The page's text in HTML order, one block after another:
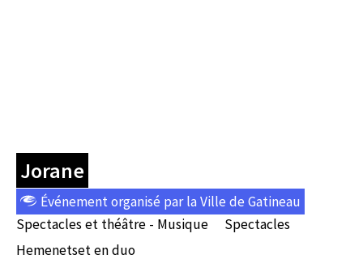
Jorane
Événement organisé par la Ville de Gatineau
Spectacles et théâtre - Musique
Spectacles
Hemenetset en duo